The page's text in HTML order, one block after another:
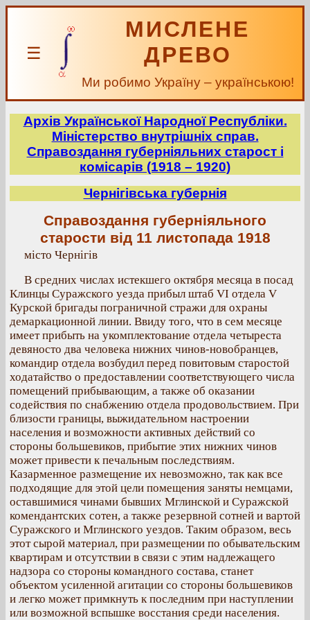
☰
МИСЛЕНЕ
ДРЕВО
Ми робимо Україну – українською!
Архів Української Народної Республіки.
Міністерство внутрішніх справ.
Справоздання губерніяльних старост і
комісарів (1918 – 1920)
Чернігівська губернія
Справоздання губерніяльного
старости від 11 листопада 1918
місто Чернігів
В средних числах истекшего октября месяца в посад
Клинцы Суражского уезда прибыл штаб VI отдела V
Курской бригады пограничной стражи для охраны
демаркационной линии. Ввиду того, что в сем месяце
имеет прибыть на укомплектование отдела четыреста
девяносто два человека нижних чинов-новобранцев,
командир отдела возбудил перед повитовым старостой
ходатайство о предоставлении соответствующего числа
помещений прибывающим, а также об оказании
содействия по снабжению отдела продовольствием. При
близости границы, выжидательном настроении
населения и возможности активных действий со
стороны большевиков, прибытие этих нижних чинов
может привести к печальным последствиям.
Казарменное размещение их невозможно, так как все
подходящие для этой цели помещения заняты немцами,
оставшимися чинами бывших Мглинской и Суражской
комендантских сотен, а также резервной сотней и вартой
Суражского и Мглинского уездов. Таким образом, весь
этот сырой материал, при размещении по обывательским
квартирам и отсутствии в связи с этим надлежащего
надзора со стороны командного состава, станет
объектом усиленной агитации со стороны большевиков
и легко может примкнуть к последним при наступлении
или возможной вспышке восстания среди населения.